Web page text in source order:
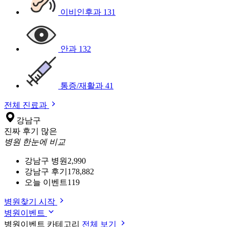
이비인후과 131
안과 132
통증/재활과 41
전체 진료과
강남구
진짜 후기 많은
병원 한눈에 비교
강남구 병원 2,990
강남구 후기 178,882
오늘 이벤트119
병원찾기 시작
병원이벤트
병원이벤트 카테고리 전체 보기